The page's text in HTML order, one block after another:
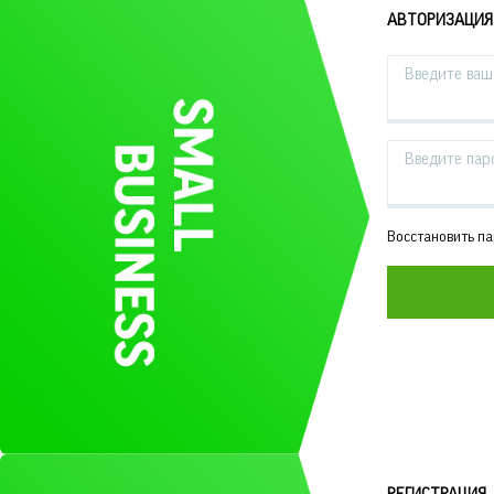
АВТОРИЗАЦИЯ
Введите
Введите
Восстановить